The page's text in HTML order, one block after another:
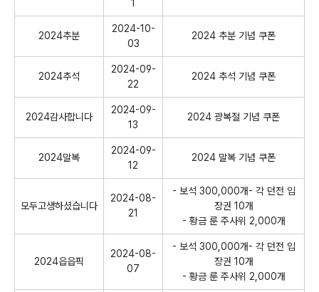
1
2024추분
2024-10-
03
2024 추분 기념 쿠폰
2024추석
2024-09-
22
2024 추석 기념 쿠폰
2024감사합니다
2024-09-
13
2024 광복절 기념 쿠폰
2024말복
2024-09-
12
2024 말복 기념 쿠폰
모두고생하셨습니다
2024-08-
21
- 보석 300,000개- 각 던전 입
장권 10개
- 황금 룬 주사위 2,000개
2024읍읍픽
2024-08-
07
- 보석 300,000개- 각 던전 입
장권 10개
- 황금 룬 주사위 2,000개